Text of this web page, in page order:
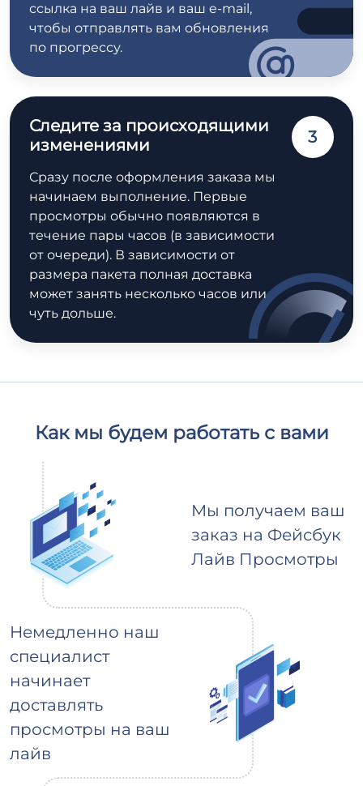
ссылка на ваш лайв и ваш e-mail,
чтобы отправлять вам обновления
по прогрессу.
Следите за происходящими
изменениями
Сразу после оформления заказа мы
начинаем выполнение. Первые
просмотры обычно появляются в
течение пары часов (в зависимости
от очереди). В зависимости от
размера пакета полная доставка
может занять несколько часов или
чуть дольше.
3
Как мы будем работать с вами
Мы получаем ваш
заказ на Фейсбук
Лайв Просмотры
Немедленно наш
специалист
начинает
доставлять
просмотры на ваш
лайв